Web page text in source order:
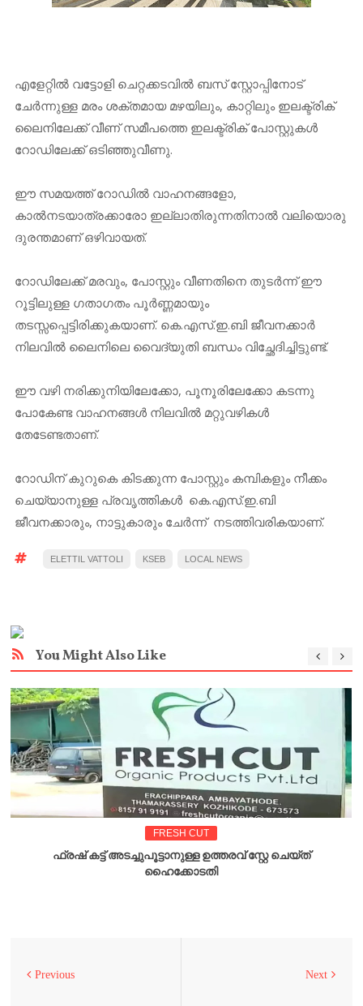
​എളേറ്റിൽ വട്ടോളി ചെറ്റക്കടവിൽ ബസ് സ്റ്റോപ്പിനോട്
ചേർന്നുള്ള മരം ശക്തമായ മഴയിലും, കാറ്റിലും ഇലക്ട്രിക്
ലൈനിലേക്ക് വീണ് സമീപത്തെ ഇലക്ട്രിക് പോസ്റ്റുകൾ
റോഡിലേക്ക് ഒടിഞ്ഞുവീണു.
ഈ സമയത്ത് റോഡിൽ വാഹനങ്ങളോ,
കാൽനടയാത്രക്കാരോ ഇല്ലാതിരുന്നതിനാൽ വലിയൊരു
ദുരന്തമാണ് ഒഴിവായത്.
റോഡിലേക്ക് മരവും, പോസ്റ്റും വീണതിനെ തുടർന്ന് ഈ
റൂട്ടിലുള്ള ഗതാഗതം പൂർണ്ണമായും
തടസ്സപ്പെട്ടിരിക്കുകയാണ്. കെ.എസ്.ഇ.ബി ജീവനക്കാർ
നിലവിൽ ലൈനിലെ വൈദ്യുതി ബന്ധം വിച്ഛേദിച്ചിട്ടുണ്ട്.
ഈ വഴി നരിക്കുനിയിലേക്കോ, പൂനൂരിലേക്കോ കടന്നു
പോകേണ്ട വാഹനങ്ങൾ നിലവിൽ മറ്റുവഴികൾ
തേടേണ്ടതാണ്.
റോഡിന് കുറുകെ കിടക്കുന്ന പോസ്റ്റും കമ്പികളും നീക്കം
ചെയ്യാനുള്ള പ്രവൃത്തികൾ കെ.എസ്.ഇ.ബി
ജീവനക്കാരും, നാട്ടുകാരും ചേർന്ന് നടത്തിവരികയാണ്.
ELETTIL VATTOLI KSEB LOCAL NEWS
You Might Also Like
FRESH CUT
ഫ്രഷ് കട്ട് അടച്ചുപൂട്ടാനുള്ള ഉത്തരവ് സ്റ്റേ ചെയ്ത്
ഹൈക്കോടതി
Next
Previous